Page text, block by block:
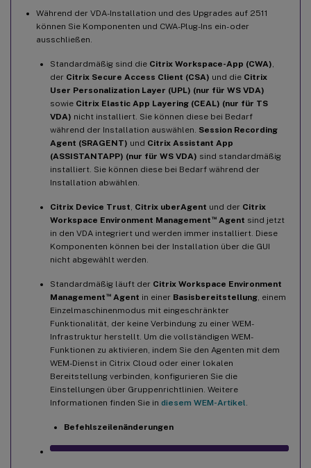
Während der VDA-Installation und des Upgrades auf 2511
können Sie Komponenten und CWA-Plug-Ins ein- oder
ausschließen.
Standardmäßig sind die Citrix Workspace-App (CWA)
der Citrix Secure Access Client (CSA) und die Citrix
User Personalization Layer (UPL) (nur für WS VDA)
sowie Citrix Elastic App Layering (CEAL) (nur für TS
VDA) nicht installiert. Sie können diese bei Bedarf
während der Installation auswählen. Session Recording
Agent​ (SRAGENT) und ​ ​Citrix Assistant App
(ASSISTANTAPP) (nur für WS VDA) sind standardmäßig
installiert. Sie können diese bei Bedarf während der
Installation abwählen.
Citrix Device Trust Citrix uberAgent und der Citrix
Workspace Environment Management ™Agent sind jetzt
in den VDA integriert und werden immer installiert. Diese
Komponenten können bei der Installation über die GUI
nicht abgewählt werden.
Standardmäßig läuft der Citrix Workspace Environment
Management ™Agent in einer Basisbereitstellung, einem
Einzelmaschinenmodus mit eingeschränkter
Funktionalität, der keine Verbindung zu einer WEM-
Infrastruktur herstellt. Um die vollständigen WEM-
Funktionen zu aktivieren, indem Sie den Agenten mit dem
WEM-Dienst in Citrix Cloud oder einer lokalen
Bereitstellung verbinden, konfigurieren Sie die
Einstellungen über Gruppenrichtlinien. Weitere
Informationen finden Sie in diesem WEM-Artikel
Befehlszeilenänderungen